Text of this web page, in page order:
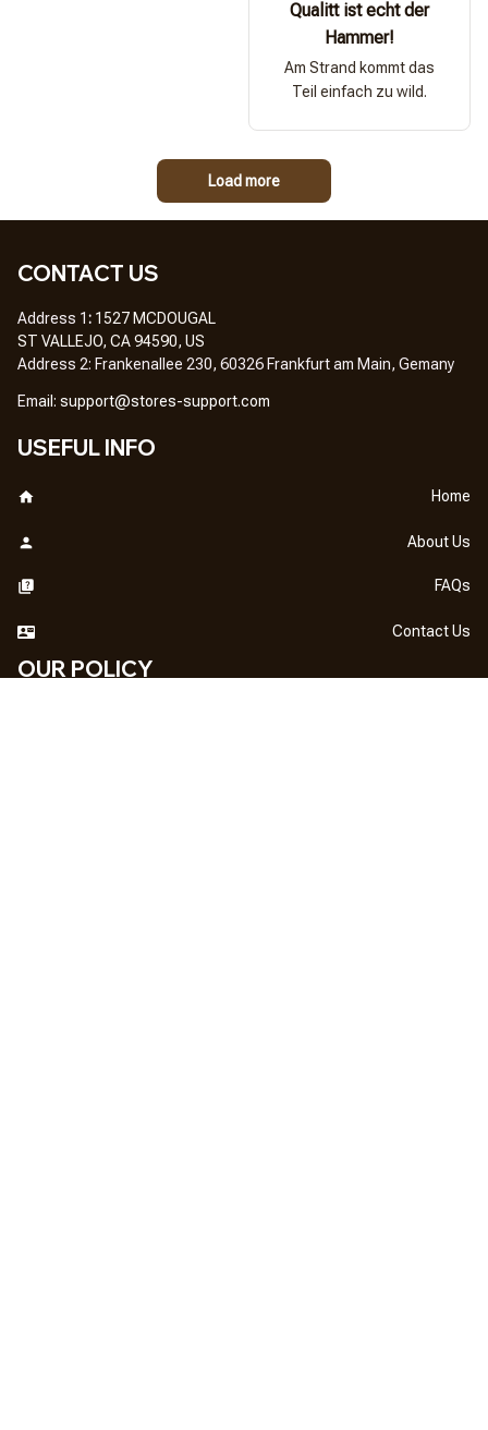
Qualitt ist echt der
Hammer!
Am Strand kommt das
Teil einfach zu wild.
Load more
CONTACT US
Address 1: 1527 MCDOUGAL
ST VALLEJO, CA 94590, US
Address 2: Frankenallee 230, 60326 Frankfurt am Main, Gemany
Email: support@stores-support.com
USEFUL INFO
Home
About Us
FAQs
Contact Us
OUR POLICY